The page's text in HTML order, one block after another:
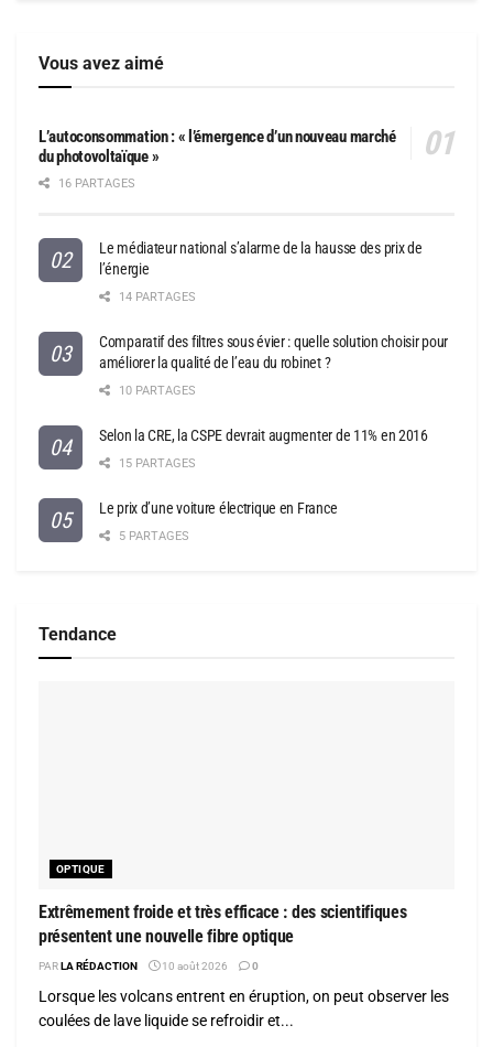
Vous avez aimé
L’autoconsommation : « l’émergence d’un nouveau marché
du photovoltaïque »
16 PARTAGES
Le médiateur national s’alarme de la hausse des prix de
l’énergie
14 PARTAGES
Comparatif des filtres sous évier : quelle solution choisir pour
améliorer la qualité de l’eau du robinet ?
10 PARTAGES
Selon la CRE, la CSPE devrait augmenter de 11% en 2016
15 PARTAGES
Le prix d’une voiture électrique en France
5 PARTAGES
Tendance
OPTIQUE
Extrêmement froide et très efficace : des scientifiques
présentent une nouvelle fibre optique
PARLA RÉDACTION 10 août 2026 0
Lorsque les volcans entrent en éruption, on peut observer les
coulées de lave liquide se refroidir et...